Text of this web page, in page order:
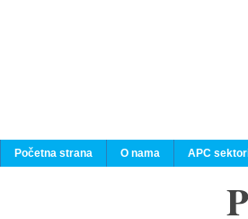
Početna strana O nama APC